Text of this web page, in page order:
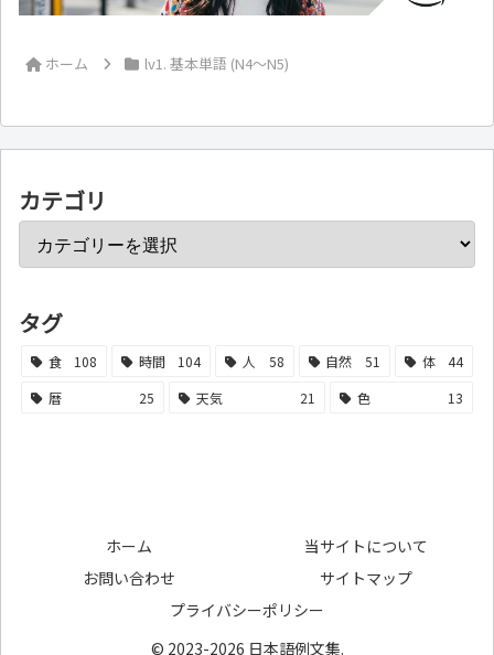
ホーム lv1. 基本単語 (N4～N5)
カテゴリ
タグ
食 108 時間 104 人 58 自然 51 体
44
暦
25 天気 21 色 13
ホーム
当サイトについて
お問い合わせ
サイトマップ
プライバシーポリシー
© 2023-2026 日本語例文集.